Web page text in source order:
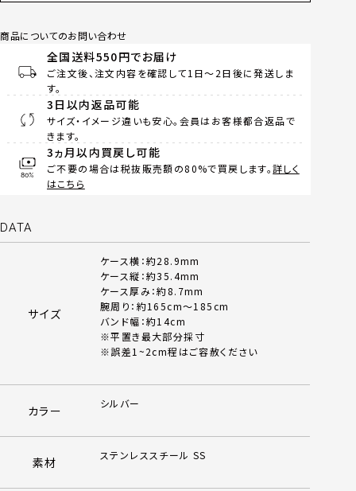
商品についてのお問い合わせ
全国送料550円でお届け
ご注文後、注文内容を確認して1日～2日後に発送しま
す。
3日以内返品可能
サイズ・イメージ違いも安心。会員はお客様都合返品で
きます。
3ヵ月以内買戻し可能
ご不要の場合は税抜販売額の80%で買戻します。詳しく
はこちら
DATA
サイズ
ケース横：約28.9mm
ケース縦：約35.4mm
ケース厚み：約8.7mm
腕周り：約165cm～185cm
バンド幅：約14cm
※平置き最大部分採寸
※誤差1~2cm程はご容赦ください
カラー シルバー
素材 ステンレススチール SS